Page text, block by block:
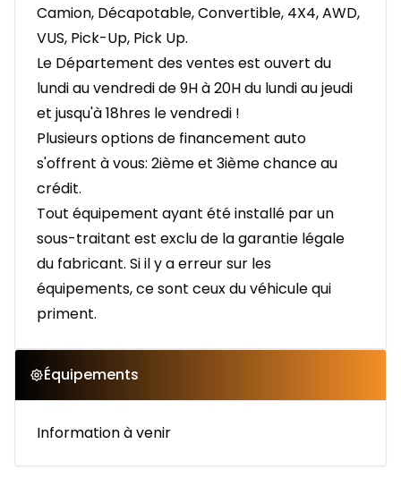
Camion, Décapotable, Convertible, 4X4, AWD,
VUS, Pick-Up, Pick Up.
Le Département des ventes est ouvert du
lundi au vendredi de 9H à 20H du lundi au jeudi
et jusqu'à 18hres le vendredi !
Plusieurs options de financement auto
s'offrent à vous: 2ième et 3ième chance au
crédit.
Tout équipement ayant été installé par un
sous-traitant est exclu de la garantie légale
du fabricant. Si il y a erreur sur les
équipements, ce sont ceux du véhicule qui
priment.
Équipements
Information à venir